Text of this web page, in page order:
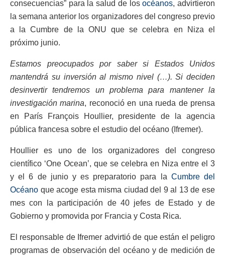
consecuencias” para la salud de losocéanos, advirtieron
la semana anterior los organizadores del congreso previo
a la Cumbre de la ONU que se celebra en Niza el
próximo junio.
Estamos preocupados por saber si Estados Unidos
mantendrá su inversión al mismo nivel (…). Si deciden
desinvertir tendremos un problema para mantener la
investigación marina, reconoció en una rueda de prensa
en París François Houllier, presidente de la agencia
pública francesa sobre el estudio del océano (Ifremer).
Houllier es uno de los organizadores del congreso
científico ‘One Ocean’, que se celebra en Niza entre el 3
y el 6 de junio y es preparatorio para la Cumbre del
Océano que acoge esta misma ciudad del 9 al 13 de ese
mes con la participación de 40 jefes de Estado y de
Gobierno y promovida por Francia y Costa Rica.
El responsable de Ifremer advirtió de que están el peligro
programas de observación del océano y de medición de